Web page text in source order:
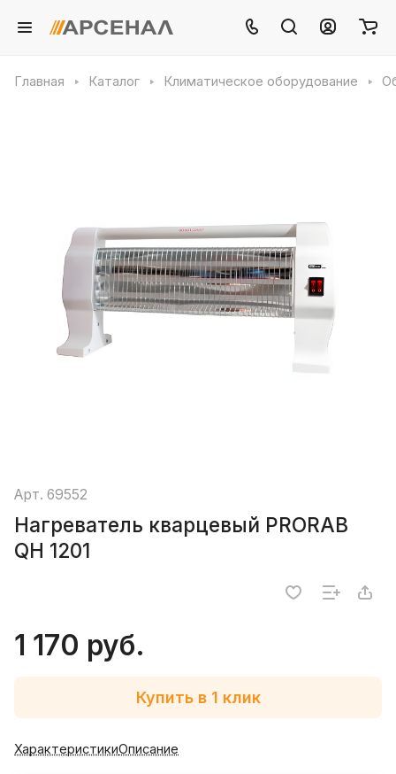
Главная Каталог Климатическое оборудование
Арт. 69552
Нагреватель кварцевый PRORAB
QH 1201
1 170 руб.
Купить в 1 клик
ХарактеристикиОписание